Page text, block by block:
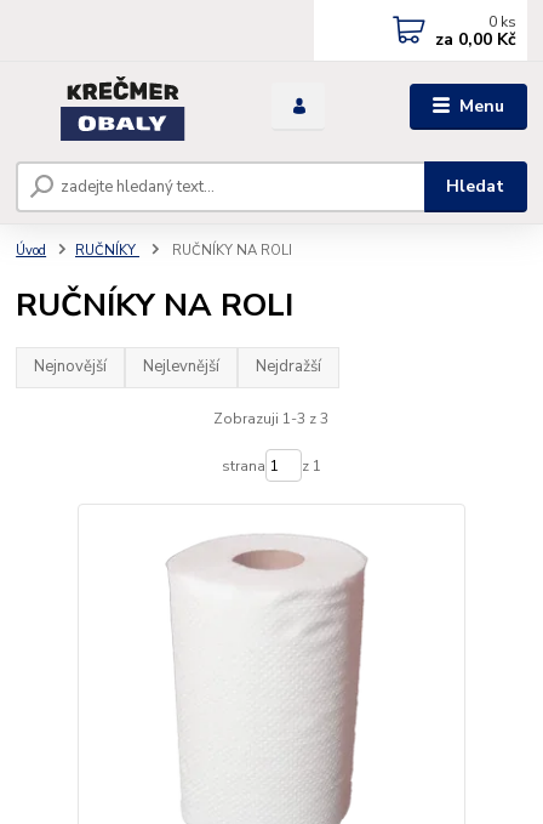
Menu
Hledat
0 ks
za 0,00 Kč
Úvod RUČNÍKY RUČNÍKY NA ROLI
RUČNÍKY NA ROLI
Nejnovější Nejlevnější Nejdražší
Zobrazuji 1-3 z 3
strana z 1